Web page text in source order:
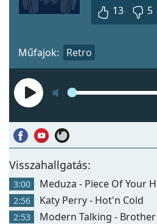
13 5
Műfajok: Retro
Visszahallgatás:
3:00 Meduza - Piece Of Your
2:56 Katy Perry - Hot'n Cold
2:53 Modern Talking -